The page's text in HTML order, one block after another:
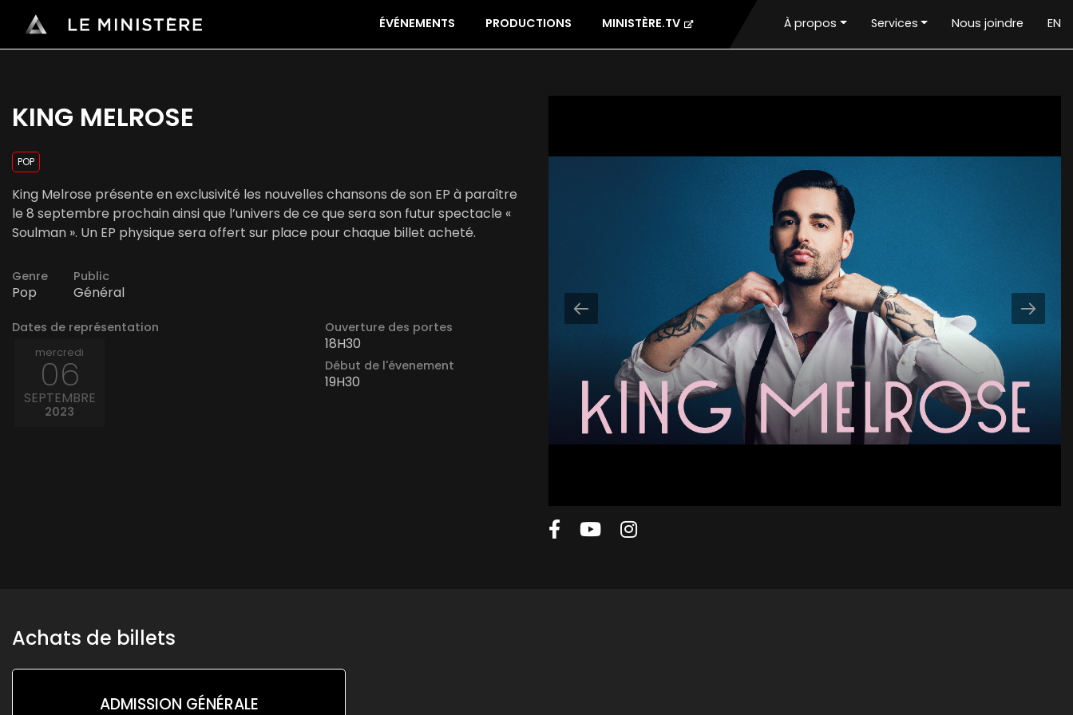
ÉVÉNEMENTS PRODUCTIONS MINISTÈRE.TV À propos Services Nous joindre EN
KING MELROSE
POP
King Melrose présente en exclusivité les nouvelles chansons de son EP à paraître
le 8 septembre prochain ainsi que l’univers de ce que sera son futur spectacle «
Soulman ». Un EP physique sera offert sur place pour chaque billet acheté.
Genre
Pop
Public
Général
Dates de représentation
mercredi
06
SEPTEMBRE
2023
Ouverture des portes
18H30
Début de l'évenement
19H30
Achats de billets
ADMISSION GÉNÉRALE